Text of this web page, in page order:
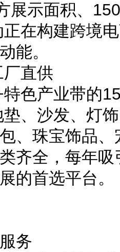
示面积、
在构建跨境
能。
直供
色产业带的
、沙发、灯
、珠宝饰品
齐全，每年
的首选平台。
务